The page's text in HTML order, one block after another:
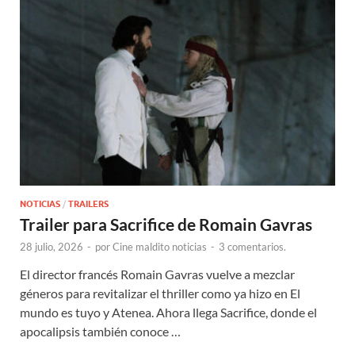
NOTICIAS / TRAILERS
Trailer para Sacrifice de Romain Gavras
28 julio, 2026 - porCine maldito noticias - 3 comentarios.
El director francés Romain Gavras vuelve a mezclar
géneros para revitalizar el thriller como ya hizo en El
mundo es tuyo y Atenea. Ahora llega Sacrifice, donde el
apocalipsis también conoce …